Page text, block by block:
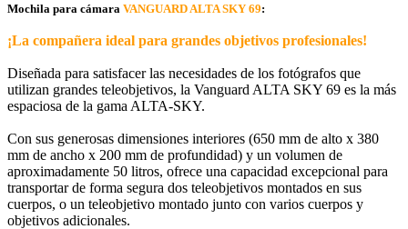
Mochila para cámara VANGUARD ALTA SKY 69:
¡La compañera ideal para grandes objetivos profesionales!
Diseñada para satisfacer las necesidades de los fotógrafos que
utilizan grandes teleobjetivos, la Vanguard ALTA SKY 69 es la más
espaciosa de la gama ALTA-SKY.
Con sus generosas dimensiones interiores (650 mm de alto x 380
mm de ancho x 200 mm de profundidad) y un volumen de
aproximadamente 50 litros, ofrece una capacidad excepcional para
transportar de forma segura dos teleobjetivos montados en sus
cuerpos, o un teleobjetivo montado junto con varios cuerpos y
objetivos adicionales.